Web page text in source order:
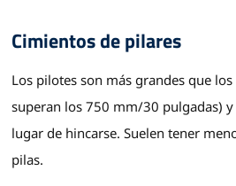
Cimientos de pilares
Los pilotes son más grandes que
superan los 750 mm/30 pulgadas)
lugar de hincarse. Suelen tener
pilas.